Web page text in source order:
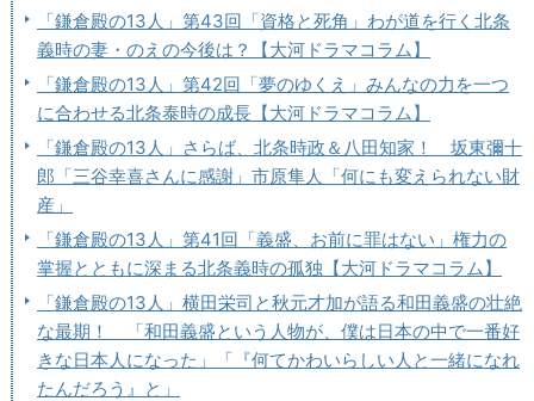
「鎌倉殿の13人」第43回「資格と死角」わが道を行く北条
義時の妻・のえの今後は？【大河ドラマコラム】
「鎌倉殿の13人」第42回「夢のゆくえ」みんなの力を一つ
に合わせる北条泰時の成長【大河ドラマコラム】
「鎌倉殿の13人」さらば、北条時政＆八田知家！ 坂東彌十
郎「三谷幸喜さんに感謝」市原隼人「何にも変えられない財
産」
「鎌倉殿の13人」第41回「義盛、お前に罪はない」権力の
掌握とともに深まる北条義時の孤独【大河ドラマコラム】
「鎌倉殿の13人」横田栄司と秋元才加が語る和田義盛の壮絶
な最期！ 「和田義盛という人物が、僕は日本の中で一番好
きな日本人になった」「『何てかわいらしい人と一緒になれ
たんだろう』と」